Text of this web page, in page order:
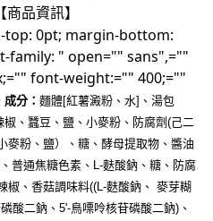
【商品資訊】
0pt; margin-bottom:
family: " open="" sans",=""
font-weight:="" 400;=""
成分： 麵體[紅薯澱粉、水]、湯包
、蠶豆、鹽、小麥粉、防腐劑(己二
麥粉、鹽）、糖、酵母提取物、醬油
普通焦糖色素、L-麩酸鈉、糖、防腐
椒、香菇調味料((L-麩酸鈉、 麥芽糊
酸二鈉、5'-鳥嘌呤核苷磷酸二鈉)、